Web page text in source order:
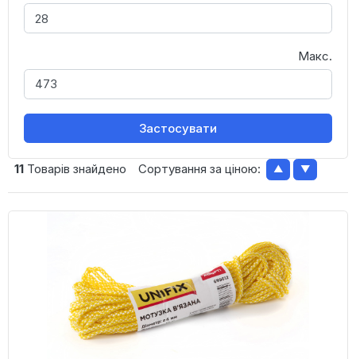
Макс.
Застосувати
11Товарів знайдено Сортування за ціною: ▲ ▼